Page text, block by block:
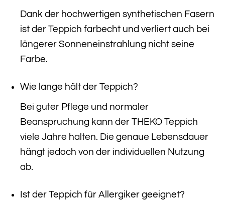
Dank der hochwertigen synthetischen Fasern
ist der Teppich farbecht und verliert auch bei
längerer Sonneneinstrahlung nicht seine
Farbe.
Wie lange hält der Teppich?
Bei guter Pflege und normaler
Beanspruchung kann der THEKO Teppich
viele Jahre halten. Die genaue Lebensdauer
hängt jedoch von der individuellen Nutzung
ab.
Ist der Teppich für Allergiker geeignet?